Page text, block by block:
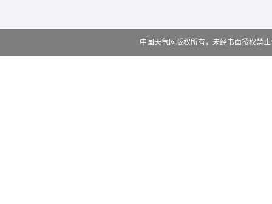
中国天气网版权所有，未经书面授权